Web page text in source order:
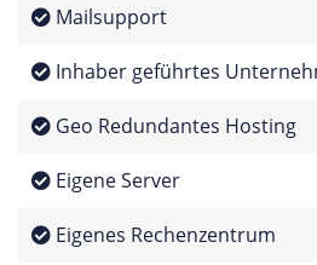
Mailsupport
Inhaber geführtes
Geo Redundantes Hosting
Eigene Server
Eigenes Rechenzentrum